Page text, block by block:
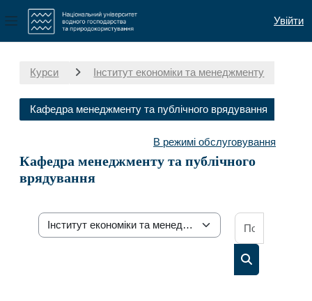
Бокова панель
Увійти
Курси Інститут економіки та менеджменту
Кафедра менеджменту та публічного врядування
В режимі обслуговування
Кафедра менеджменту та публічного
врядування
Категорії курсів